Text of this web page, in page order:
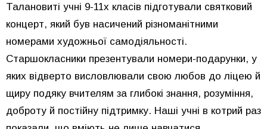
Талановиті учні 9-11х класів підготували святковий
концерт, який був насичений різноманітними
номерами художньої самодіяльності.
Старшокласники презентували номери-подарунки, у
яких відверто висловлювали свою любов до ліцею й
щиру подяку вчителям за глибокі знання, розуміння,
доброту й постійну підтримку. Наші учні в котрий раз